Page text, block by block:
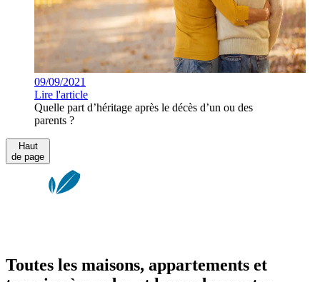
09/09/2021
Lire l'article
Quelle part d’héritage après le décès d’un ou des
parents ?
Haut
de page
Toutes les maisons, appartements et